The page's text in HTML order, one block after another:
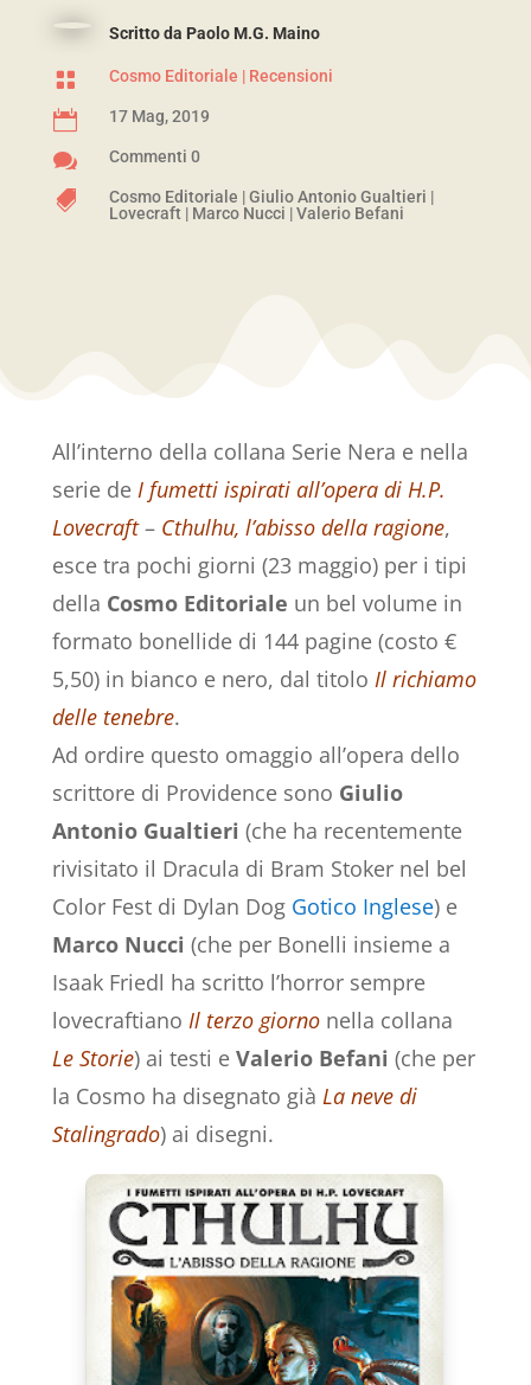
Scritto da Paolo M.G. Maino
 Cosmo Editoriale | Recensioni
 17 Mag, 2019
 Commenti 0
 Cosmo Editoriale |Giulio Antonio Gualtieri |
Lovecraft| Marco Nucci |Valerio Befani
All’interno della collana Serie Nera e nella
serie de I fumetti ispirati all’opera di H.P.
Lovecraft – Cthulhu, l’abisso della ragione,
esce tra pochi giorni (23 maggio) per i tipi
della Cosmo Editoriale un bel volume in
formato bonellide di 144 pagine (costo €
5,50) in bianco e nero, dal titolo Il richiamo
delle tenebre.
Ad ordire questo omaggio all’opera dello
scrittore di Providence sono Giulio
Antonio Gualtieri (che ha recentemente
rivisitato il Dracula di Bram Stoker nel bel
Color Fest di Dylan Dog Gotico Inglese) e
Marco Nucci (che per Bonelli insieme a
Isaak Friedl ha scritto l’horror sempre
lovecraftiano Il terzo giornonella collana
Le Storie) ai testi e Valerio Befani (che per
la Cosmo ha disegnato già La neve di
Stalingrado) ai disegni.